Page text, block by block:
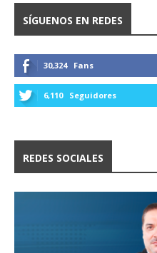
SÍGUENOS EN REDES
30,324 Fans
6,110 Seguidores
REDES SOCIALES